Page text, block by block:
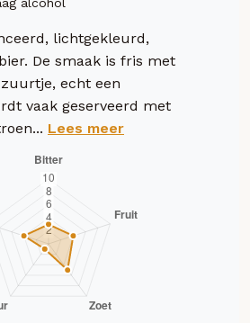
lichtgekleurd,
De smaak is fris met
echt een
vaak geserveerd met
Lees meer